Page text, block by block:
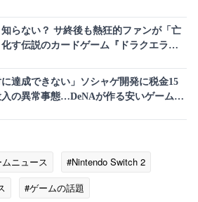
らない？ サ終後も熱狂的ファンが「亡
す伝説のカードゲーム『ドラクエライ
に達成できない」ソシャゲ開発に税金15
の異常事態…DeNAが作る安いゲームの
ニュース
#Nintendo Switch 2
#ゲームの話題